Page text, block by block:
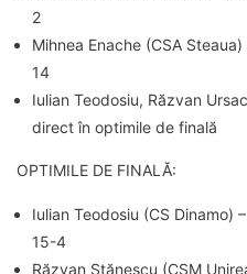
2
Mihnea Enache (CSA
14
Iulian Teodosiu, Răzvan
direct în optimile de finală
OPTIMILE DE FINALĂ:
Iulian Teodosiu (CS Dinamo)
15-4
Răzvan Stănescu (CSM